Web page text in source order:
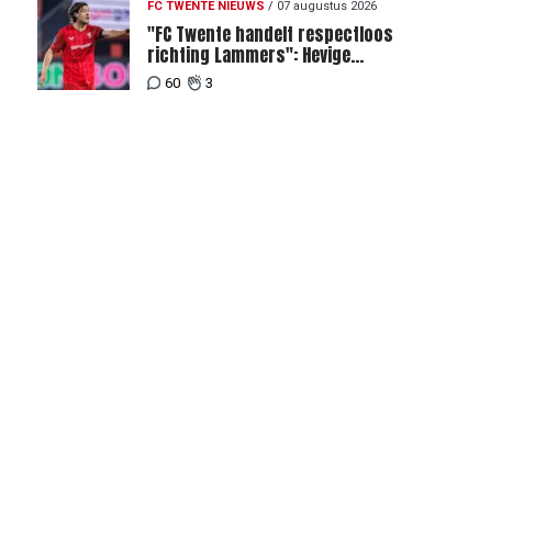
FC TWENTE NIEUWS / 07 augustus 2026
"FC Twente handelt respectloos
richting Lammers": Hevige
discussie rondom degradatie tot
derde spits
60 3